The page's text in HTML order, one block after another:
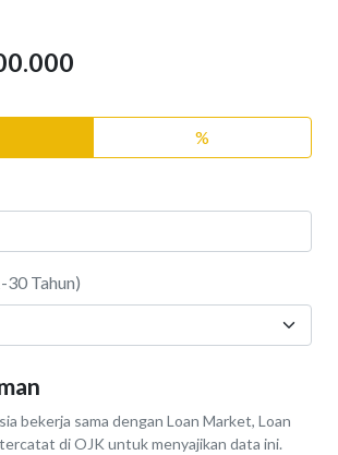
%
30 Tahun)
bekerja sama dengan Loan Market, Loan
di OJK untuk menyajikan data ini.